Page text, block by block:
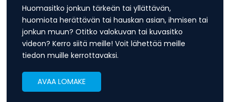
Huomasitko jonkun tärkeän tai yllättävän,
huomiota herättävän tai hauskan asian, ihmisen tai
jonkun muun? Otitko valokuvan tai kuvasitko
videon? Kerro siitä meille! Voit lähettää meille
tiedon muille kerrottavaksi.
AVAA LOMAKE